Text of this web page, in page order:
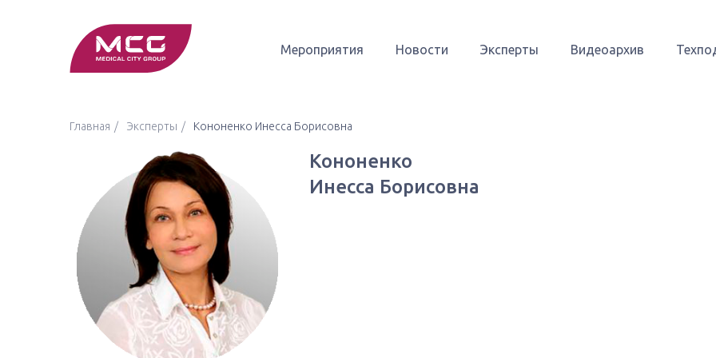
Мероприятия Новости Эксперты Видеоархив
Главная Эксперты Кононенко Инесса Борисовна
Кононенко
Инесса Борисовна